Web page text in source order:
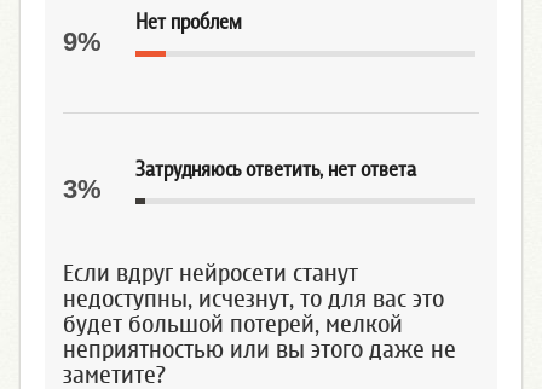
Нет проблем
9%
Затрудняюсь ответить, нет ответа
3%
Если вдруг нейросети станут
недоступны, исчезнут, то для вас это
будет большой потерей, мелкой
неприятностью или вы этого даже не
заметите?